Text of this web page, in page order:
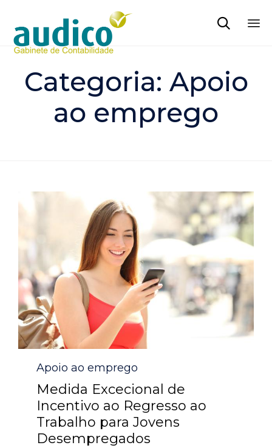

Categoria: Apoio
ao emprego
Category
Apoio ao emprego
Medida Excecional de
Incentivo ao Regresso ao
Trabalho para Jovens
Desempregados